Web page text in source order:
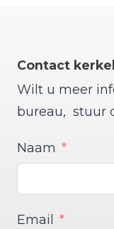
Contact
Wilt u meer
bureau, stuur
Naam
Email